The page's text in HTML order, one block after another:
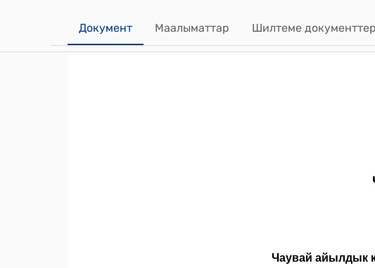
Документ Маалыматтар Шилтеме документтер